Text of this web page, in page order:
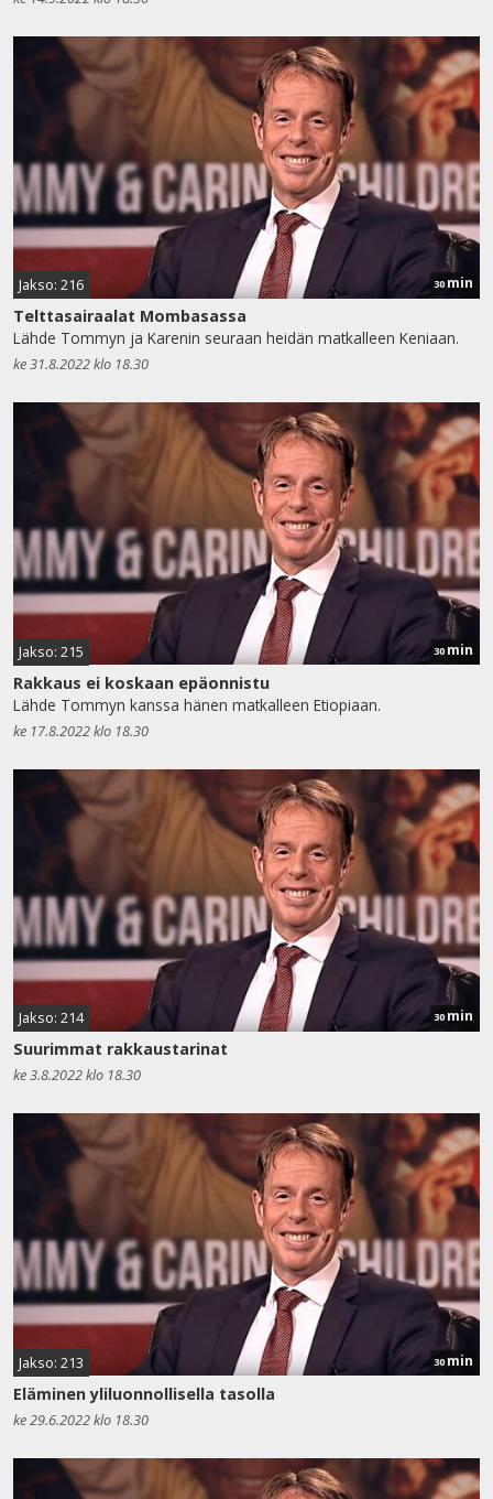
Jakso: 216 30min
Telttasairaalat Mombasassa
Lähde Tommyn ja Karenin seuraan heidän matkalleen Keniaan.
ke 31.8.2022 klo 18.30
Jakso: 215 30min
Rakkaus ei koskaan epäonnistu
Lähde Tommyn kanssa hänen matkalleen Etiopiaan.
ke 17.8.2022 klo 18.30
Jakso: 214 30min
Suurimmat rakkaustarinat
ke 3.8.2022 klo 18.30
Jakso: 213 30min
Eläminen yliluonnollisella tasolla
ke 29.6.2022 klo 18.30